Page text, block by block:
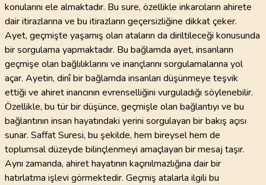
konularını ele almaktadır. Bu sure, özellikle inkarcıların ahirete
dair itirazlarına ve bu itirazların geçersizliğine dikkat çeker.
Ayet, geçmişte yaşamış olan ataların da diriltileceği konusunda
bir sorgulama yapmaktadır. Bu bağlamda ayet, insanların
geçmişe olan bağlılıklarını ve inançlarını sorgulamalarına yol
açar. Ayetin, dinî bir bağlamda insanları düşünmeye teşvik
ettiği ve ahiret inancının evrenselliğini vurguladığı söylenebilir.
Özellikle, bu tür bir düşünce, geçmişle olan bağlantıyı ve bu
bağlantının insan hayatındaki yerini sorgulayan bir bakış açısı
sunar. Saffat Suresi, bu şekilde, hem bireysel hem de
toplumsal düzeyde bilinçlenmeyi amaçlayan bir mesaj taşır.
Aynı zamanda, ahiret hayatının kaçınılmazlığına dair bir
hatırlatma işlevi görmektedir. Geçmiş atalarla ilgili bu